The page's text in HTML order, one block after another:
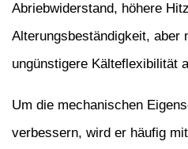
Abriebwiderstand, höhere
Alterungsbeständigkeit, aber
ungünstigere Kälteflexibilität
Um die mechanischen
verbessern, wird er häufig